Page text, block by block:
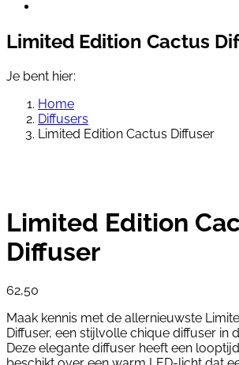
Limited Edition Cactus
Je bent hier:
Home
Diffusers
Limited Edition Cactus Diffuser
Limited Edition
Diffuser
62,50
Maak kennis met de allernieuwste
Diffuser, een stijlvolle chique diffuser in
Deze elegante diffuser heeft een